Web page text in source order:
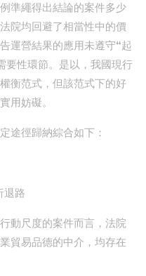
準繩得出結論的案件多少
院均回避了相當性中的價
運營結果的應用未遵守“起
要性環節。是以，我國現行
衡范式，但該范式下的好
用妨礙。
途徑歸納綜合如下：
退路
動尺度的案件而言，法院
貿易品德的中介，均存在